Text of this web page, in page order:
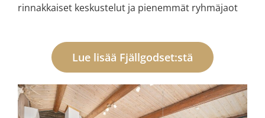
rinnakkaiset keskustelut ja pienemmät ryhmäjaot
Lue lisää Fjällgodset:stä